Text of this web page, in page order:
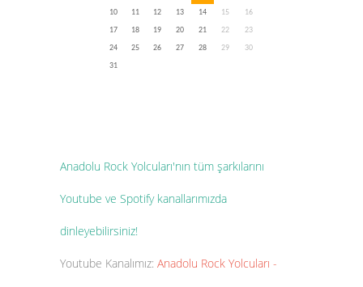
10
11 12 13 14 15
16
17
18 19 20 21 22
23
24
25 26 27 28 29
30
31
Anadolu Rock Yolcuları'nın tüm şarkılarını
Youtube ve Spotify kanallarımızda
dinleyebilirsiniz!
Youtube Kanalımız: Anadolu Rock Yolcuları -